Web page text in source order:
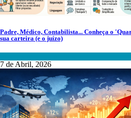
Padre, Médico, Contabilista... Conheça o
sua carteira (e o juízo)
7 de Abril, 2026